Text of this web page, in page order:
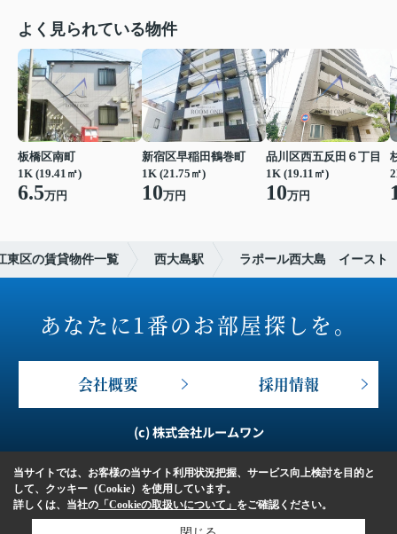
よく見られている物件
板橋区南町
1K (19.41㎡)
6.5万円
新宿区早稲田鶴巻町
1K (21.75㎡)
10万円
品川区西五反田６丁目
1K (19.11㎡)
10万円
東区の賃貸物件一覧 西大島駅 ラポール西大島 イースト
あなたに1番のお部屋探しを。
会社概要 採用情報
(c) 株式会社ルームワン
当サイトでは、お客様の当サイト利用状況把握、サービス向上検討を目的と
して、クッキー（Cookie）を使用しています。
詳しくは、当社の 「Cookieの取扱いについて」 をご確認ください。